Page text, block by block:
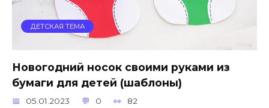
ДЕТСКАЯ ТЕМА
Новогодний носок своими руками из
бумаги для детей (шаблоны)
05.01.2023 0 82